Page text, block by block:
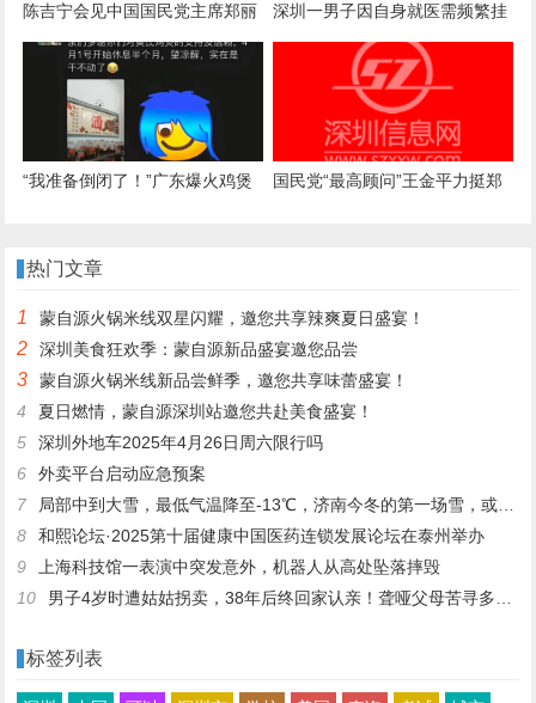
陈吉宁会见中国国民党主席郑丽
文
深圳一男子因自身就医需频繁挂
号，自学编写抢号脚本，发
现“商机”后与妻子分工合作，代
抢各大医院号源，涉案金额超57
万元，二人均获刑
“我准备倒闭了！”广东爆火鸡煲
我这是冰冻鸡，别来了；儿子：
国民党“最高顾问”王金平力挺郑
热门文章
1 蒙自源火锅米线双星闪耀，邀您共享辣爽夏日盛宴！
2 深圳美食狂欢季：蒙自源新品盛宴邀您品尝
3
蒙自源火锅米线新品尝鲜季，邀您共享味蕾盛宴！
4
夏日燃情，蒙自源深圳站邀您共赴美食盛宴！
5
深圳外地车2025年4月26日周六限行吗
6
外卖平台启动应急预案
7
局部中到大雪，最低气温降至-13℃，济南今冬的第一场雪，或跟去年同一时间！
8
和熙论坛·2025第十届健康中国医药连锁发展论坛在泰州举办
9
上海科技馆一表演中突发意外，机器人从高处坠落摔毁
10
男子4岁时遭姑姑拐卖，38年后终回家认亲！聋哑父母苦寻多年，母亲已抱憾离世丨红星寻人
标签列表